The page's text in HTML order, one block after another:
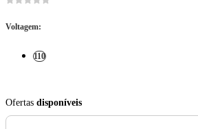
Voltagem:
110
Ofertas disponíveis